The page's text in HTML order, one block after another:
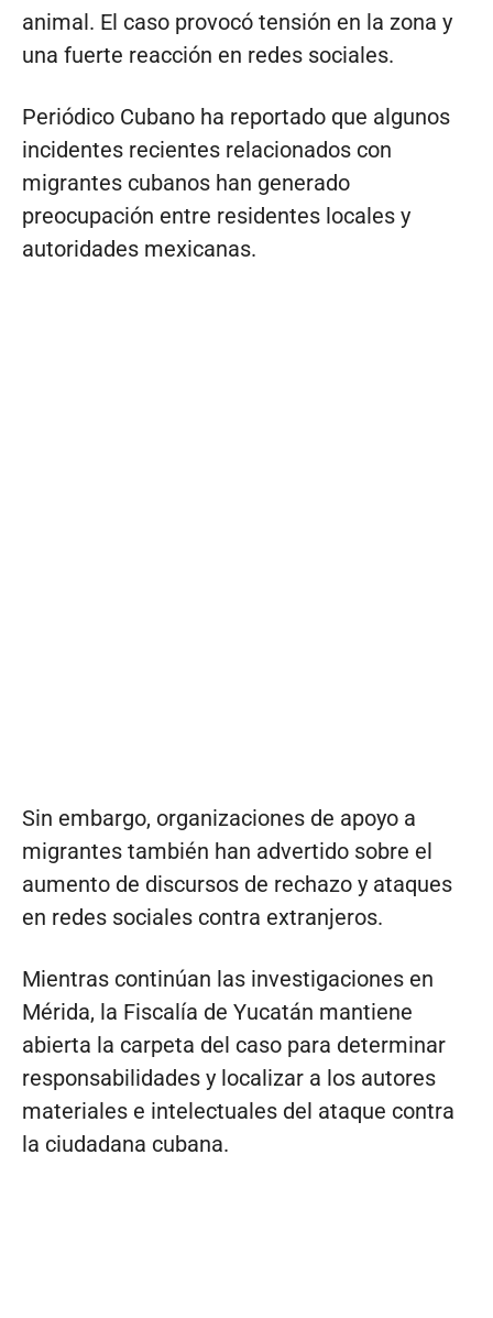
animal. El caso provocó tensión en la zona y
una fuerte reacción en redes sociales.
Periódico Cubano ha reportado que algunos
incidentes recientes relacionados con
migrantes cubanos han generado
preocupación entre residentes locales y
autoridades mexicanas.
Sin embargo, organizaciones de apoyo a
migrantes también han advertido sobre el
aumento de discursos de rechazo y ataques
en redes sociales contra extranjeros.
Mientras continúan las investigaciones en
Mérida, la Fiscalía de Yucatán mantiene
abierta la carpeta del caso para determinar
responsabilidades y localizar a los autores
materiales e intelectuales del ataque contra
la ciudadana cubana.